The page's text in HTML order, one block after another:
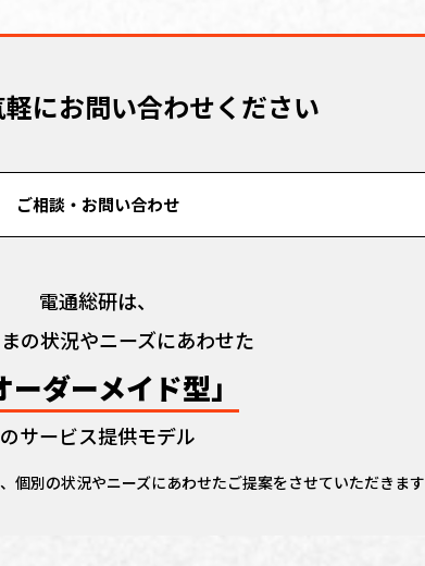
にお問い合わせください
ご相談・お問い合わせ
電通総研は、
の状況やニーズにあわせた
ーダーメイド型」
のサービス提供モデル
個別の状況やニーズにあわせたご提案をさせていただきます